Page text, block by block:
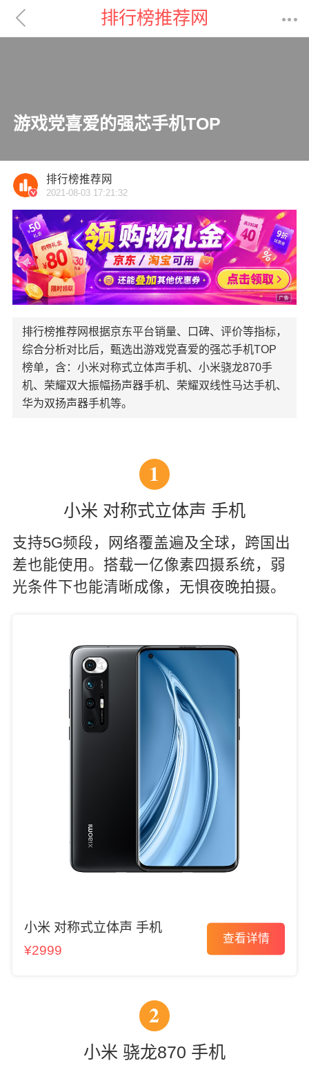
 排行榜推荐网 
游戏党喜爱的强芯手机TOP

排行榜推荐网
2021-08-03 17:21:32
排行榜推荐网根据京东平台销量、口碑、评价等指标，
综合分析对比后，甄选出游戏党喜爱的强芯手机TOP
榜单，含：小米对称式立体声手机、小米骁龙870手
机、荣耀双大振幅扬声器手机、荣耀双线性马达手机、
华为双扬声器手机等。
1
小米 对称式立体声 手机
支持5G频段，网络覆盖遍及全球，跨国出
差也能使用。搭载一亿像素四摄系统，弱
光条件下也能清晰成像，无惧夜晚拍摄。
小米 对称式立体声 手机
¥2999
查看详情
2
小米 骁龙870 手机